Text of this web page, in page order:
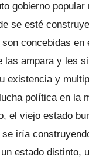
gobierno popular
se esté
concebidas en
las ampara y les
existencia y
política en la
el viejo estado
iría
estado distinto,